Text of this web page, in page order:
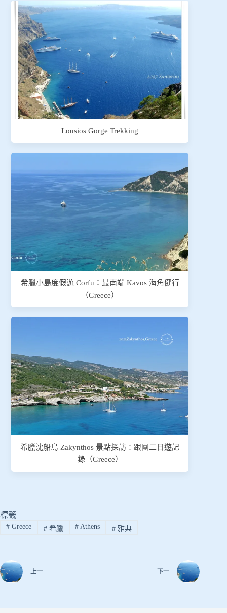
Lousios Gorge Trekking
希臘小島度假遊 Corfu：最南端 Kavos 海角健行
（Greece）
希臘沈船島 Zakynthos 景點探訪：跟團二日遊記
錄（Greece）
標籤
#Greece #希臘 # Athens # 雅典
上一 下一